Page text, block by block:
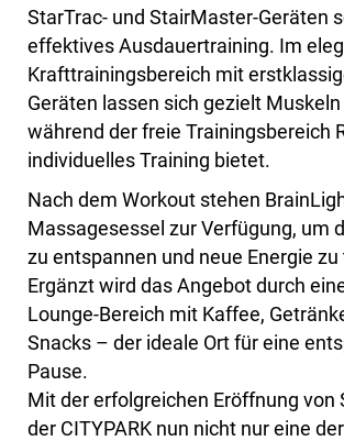
StarTrac- und StairMaster-Geräten
effektives Ausdauertraining. Im
Krafttrainingsbereich mit
Geräten lassen sich gezielt
während der freie Trainingsbereich
individuelles Training bietet.
Nach dem Workout stehen
Massagesessel zur Verfügung, um
zu entspannen und neue Energie
Ergänzt wird das Angebot durch
Lounge-Bereich mit Kaffee,
Snacks – der ideale Ort für eine
Pause.
Mit der erfolgreichen Eröffnung von
der CITYPARK nun nicht nur eine